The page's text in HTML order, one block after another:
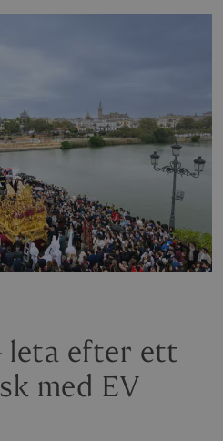
leta efter ett
med EV